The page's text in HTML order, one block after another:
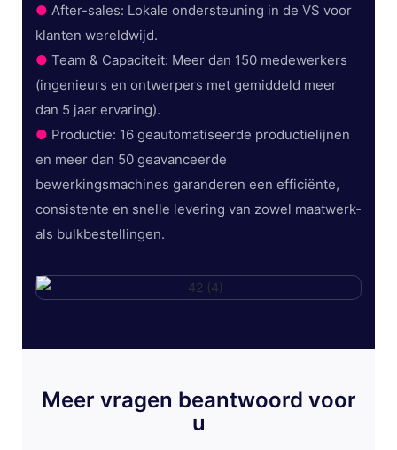
● After-sales: Lokale ondersteuning in de VS voor
klanten wereldwijd.
● Team & Capaciteit: Meer dan 150 medewerkers
(ingenieurs en ontwerpers met gemiddeld meer
dan 5 jaar ervaring).
● Productie: 16 geautomatiseerde productielijnen
en meer dan 50 geavanceerde
bewerkingsmachines garanderen een efficiënte,
consistente en snelle levering van zowel maatwerk-
als bulkbestellingen.
Meer vragen beantwoord voor
u